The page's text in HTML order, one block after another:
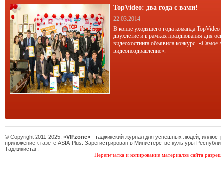
TopVideo: два года с вами!
22.03.2014
В конце уходящего года команда TopVideo
двухлетие и в рамках празднования дня
видеохостинга объявила конкурс -«Самое
видеопоздравление».
© Copyright 2011-2025. «VIPzone» - таджикский журнал для успешных людей,
приложение к газете ASIA-Plus. Зарегистрирован в Министерстве культуры
Таджикистан.
Перепечатка и копирование материалов сайта